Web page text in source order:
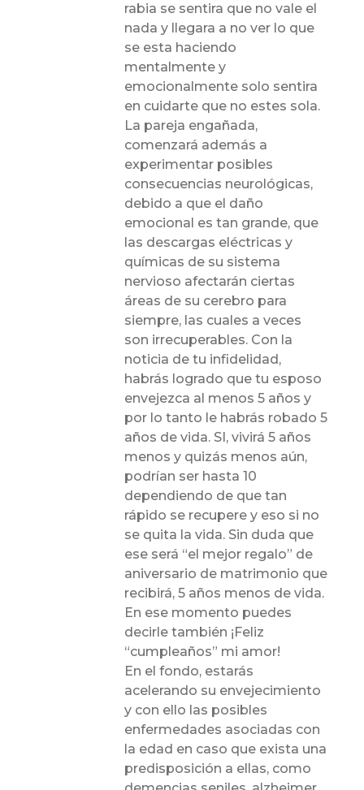
rabia se sentira que no vale el
nada y llegara a no ver lo que
se esta haciendo
mentalmente y
emocionalmente solo sentira
en cuidarte que no estes sola.
La pareja engañada,
comenzará además a
experimentar posibles
consecuencias neurológicas,
debido a que el daño
emocional es tan grande, que
las descargas eléctricas y
químicas de su sistema
nervioso afectarán ciertas
áreas de su cerebro para
siempre, las cuales a veces
son irrecuperables. Con la
noticia de tu infidelidad,
habrás logrado que tu esposo
envejezca al menos 5 años y
por lo tanto le habrás robado 5
años de vida. SI, vivirá 5 años
menos y quizás menos aún,
podrían ser hasta 10
dependiendo de que tan
rápido se recupere y eso si no
se quita la vida. Sin duda que
ese será “el mejor regalo” de
aniversario de matrimonio que
recibirá, 5 años menos de vida.
En ese momento puedes
decirle también ¡Feliz
“cumpleaños” mi amor!
En el fondo, estarás
acelerando su envejecimiento
y con ello las posibles
enfermedades asociadas con
la edad en caso que exista una
predisposición a ellas, como